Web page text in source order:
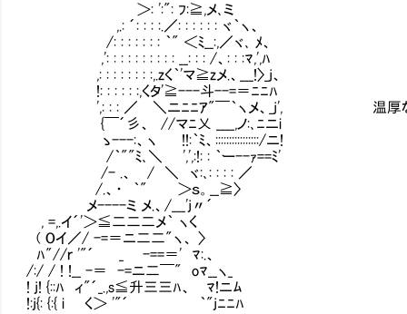
＞: ':": ﾌ:≧,メ､ミ
,.: ´: : : :.／: : : : : : ヾ｀ヽ、
/: : : : : : : ｀" ＜ﾐ__:,／ヾ､ ﾒ、
,': : : : : : : : : : __: : : /、: : :ﾏ,',ﾊ
,: : : : : : : :,.zく｀'マ≧zメ.、___!〉_j、
!: : : : : :,くタ'≧---斗--=＝ﾆﾆﾊ
',: : : ／ ＼ニﾆﾆｱ"￣｀ヽメ、_j', 温厚な
{￣´彡、 //マﾆ乂 ____,ノ:､ﾆニi
ゝ---:、ヽ !!:｀ﾐ、::::::::::::::::/ニ!
/｀""ﾐ､＼ ',',:!: : ｀ー--ｧ==ﾐ'
/- .、 / ＼ ヾ:､: : : : ／
/.、・ ｀" ＞ｓ。__≧〉
メ----ミ メ.、/___'j〃´
, =,.イ´'＞≦二二二メ｀ ヽく
( Oイ／/ -=＝ニ二二"ヽ、 〉
ﾊ"//ｒ '"´ _ -==＝' ﾏ:.、
/:/ / ! !__ -＝ -=ニ二￣" oﾏ__ヽ_
! j! {::ﾊ ィ"´_.,s≦升三三ﾊ、 ﾏ!ニﾑ
!:j{: {:{ i く＞ '"´ ｀"jﾆﾆﾊ